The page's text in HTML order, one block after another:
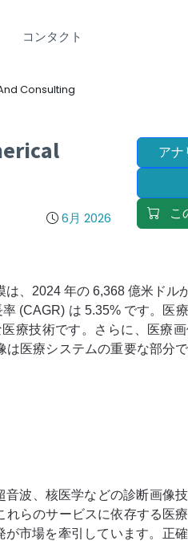
コンタクト
Consulting
6月 2026
アナ
こ
は、2024 年の 6,368 億米ドル
(CAGR) は 5.35% です。医
療技術です。さらに、医療
医療システムの重要な部分
波、核医学などの診断画像
らのサービスに依存する医
市場を牽引しています。正